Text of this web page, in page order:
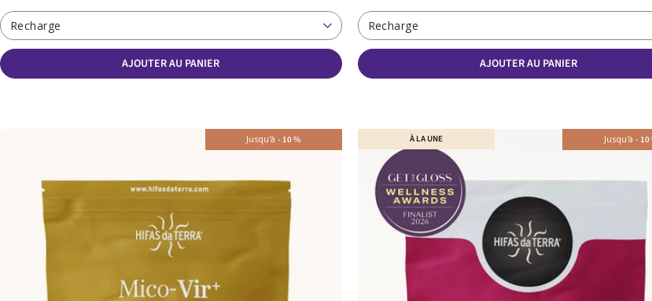
Recharge
AJOUTER AU PANIER
Recharge
AJOUTER AU PANIER
Jusqu'à- 10% À LA UNE Jusqu'à - 10